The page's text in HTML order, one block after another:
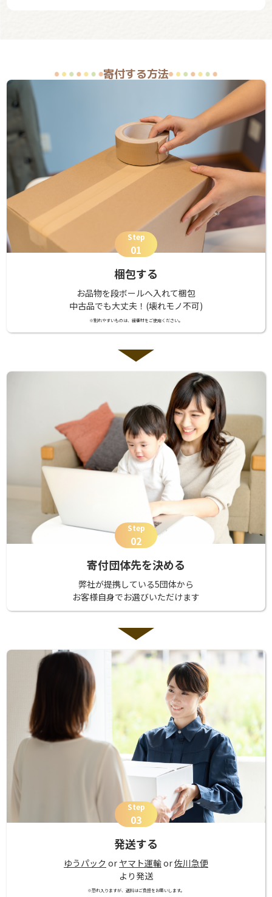
寄付する方法
Step
01
梱包する
お品物を段ボールへ入れて梱包
中古品でも大丈夫！(壊れモノ不可)
※割れやすいものは、緩衝材をご使用ください。
Step
02
寄付団体先を決める
弊社が提携している5団体から
お客様自身でお選びいただけます
Step
03
発送する
ゆうパック or ヤマト運輸or佐川急便
より発送
※恐れ入りますが、送料はご負担をお願いします。